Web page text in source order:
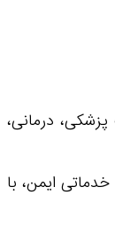
درمانی،
ایمن، با